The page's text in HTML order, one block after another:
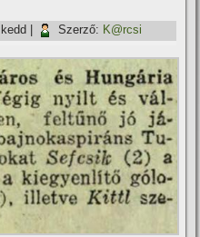
Szerző: K@rcsi